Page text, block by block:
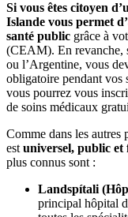
Si vous êtes citoyen
Islande vous permet
santé public grâce à
(CEAM). En revanche,
ou l’Argentine, vous
obligatoire pendant vos
vous pourrez vous
de soins médicaux
Comme dans les autres
est universel, public et
plus connus sont :
Landspítali
principal hôpital